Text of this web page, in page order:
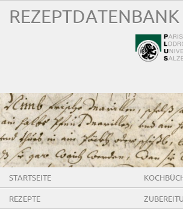
REZEPTDATENBANK
STARTSEITE
REZEPTE